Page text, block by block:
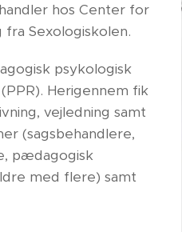
hos Center for
Sexologiskolen.
psykologisk
Herigennem fik
vejledning samt
(sagsbehandlere,
pædagogisk
med flere) samt